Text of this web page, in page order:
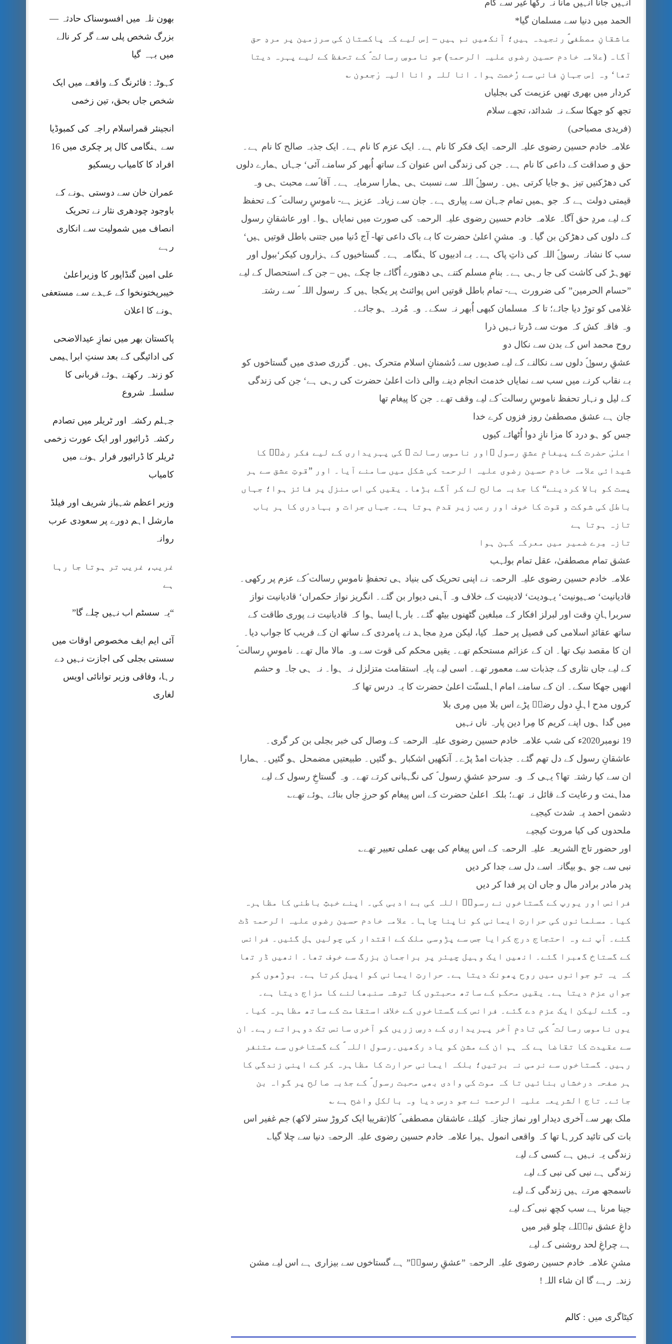
بھون نلہ میں افسوسناک حادثہ —
بزرگ شخص پلی سے گر کر نالے
میں بہہ گیا
کہوٹہ: فائرنگ کے واقعے میں ایک
شخص جاں بحق، تین زخمی
انجینئر قمراسلام راجہ کی کمبوڈیا
سے ہنگامی کال پر چکری میں 16
افراد کا کامیاب ریسکیو
عمران خان سے دوستی ہونے کے
باوجود چودھری نثار نے تحریک
انصاف میں شمولیت سے انکاری
رہے
علی امین گنڈاپور کا وزیراعلیٰ
خیبرپختونخوا کے عہدے سے مستعفی
ہونے کا اعلان
پاکستان بھر میں نمازِ عیدالاضحی
کی ادائیگی کے بعد سنتِ ابراہیمی
کو زندہ رکھتے ہوئے قربانی کا
سلسلہ شروع
جہلم رکشہ اور ٹریلر میں تصادم
رکشہ ڈرائیور اور ایک عورت زخمی
ٹریلر کا ڈرائیور فرار ہونے میں
کامیاب
وزیر اعظم شہباز شریف اور فیلڈ
مارشل اہم دورے پر سعودی عرب
روانہ
غریب، غریب تر ہوتا جا رہا
ہے
“یہ سسٹم اب نہیں چلے گا”
آئی ایم ایف مخصوص اوقات میں
سستی بجلی کی اجازت نہیں دے
رہا، وفاقی وزیر توانائی اویس
لغاری
انہیں جانا انہیں مانا نہ رکھا غیر سے کام
الحمد میں دنیا سے مسلمان گیا*
عاشقانِ مصطفیؐ رنجیدہ ہیں؛ آنکھیں نم ہیں – اِس لیے کہ پاکستان کی سرزمین پر مردِ حق
آگاہ (علامہ خادم حسین رضوی علیہ الرحمۃ) جو ناموسِ رسالت ؐ کے تحفظ کے لیے پہرہ دیتا
تھا‘ وہ اِس جہانِ فانی سے رُخصت ہوا۔ انا للہ و انا الیہ رٰجعون ؎
کردار میں بھری تھیں عزیمت کی بجلیاں
تجھ کو جھکا سکے نہ شدائد، تجھے سلام
(فریدی مصباحی)
علامہ خادم حسین رضوی علیہ الرحمۃ ایک فکر کا نام ہے۔ ایک عزم کا نام ہے۔ ایک جذبہ صالح کا نام ہے۔
حق و صداقت کے داعی کا نام ہے۔ جن کی زندگی اس عنوان کے ساتھ اُبھر کر سامنے آئی‘ جہاں ہمارے دلوں
کی دھڑکنیں تیز ہو جایا کرتی ہیں۔ رسولؐ اللہ سے نسبت ہی ہمارا سرمایہ ہے۔ آقا ؐسے محبت ہی وہ
قیمتی دولت ہے کہ جو ہمیں تمام جہان سے پیاری ہے۔ جان سے زیادہ عزیز ہے- ناموسِ رسالت ؐ کے تحفظ
کے لیے مردِ حق آگاہ علامہ خادم حسین رضوی علیہ الرحمۃ کی صورت میں نمایاں ہوا۔ اور عاشقانِ رسول
کے دلوں کی دھڑکن بن گیا۔ وہ مشنِ اعلیٰ حضرت کا بے باک داعی تھا- آج دُنیا میں جتنی باطل قوتیں ہیں‘
سب کا نشانہ رسولؐ اللہ کی ذاتِ پاک ہے۔ بے ادبیوں کا ہنگامہ ہے۔ گستاخیوں کے ہزاروں کیکر‘ببول اور
تھوہڑ کی کاشت کی جا رہی ہے۔ بنامِ مسلم کتنے ہی دھتورے اُگائے جا چکے ہیں – جن کے استحصال کے لیے
”حسام الحرمین” کی ضرورت ہے- تمام باطل قوتیں اس پوائنٹ پر یکجا ہیں کہ رسول اللہ ؐ سے رشتہ
غلامی کو توڑ دیا جائے؛ تا کہ مسلمان کبھی اُبھر نہ سکے۔ وہ مُردہ ہو جائے۔
وہ فاقہ کش کہ موت سے ڈرتا نہیں ذرا
روح محمد اس کے بدن سے نکال دو
عشقِ رسولؐ دلوں سے نکالنے کے لیے صدیوں سے دُشمنانِ اسلام متحرک ہیں۔ گزری صدی میں گستاخوں کو
بے نقاب کرنے میں سب سے نمایاں خدمت انجام دینے والی ذات اعلیٰ حضرت کی رہی ہے‘ جن کی زندگی
کے لیل و نہار تحفظ ناموسِ رسالت ؐکے لیے وقف تھے۔ جن کا پیغام تھا
جان ہے عشق مصطفیٰ روز فزوں کرے خدا
جس کو ہو درد کا مزا نازِ دوا اُٹھائے کیوں
اعلیٰ حضرت کے پیغامِ عشقِ رسول ؐاور ناموسِ رسالت ؐ کی پہریداری کے لیے فکر رضاؔ کا
شیدائی علامہ خادم حسین رضوی علیہ الرحمۃ کی شکل میں سامنے آیا۔ اور ”قوتِ عشق سے ہر
پست کو بالا کردینے“ کا جذبہ صالح لے کر آگے بڑھا۔ یقیں کی اس منزل پر فائز ہوا؛ جہاں
باطل کی شوکت و قوت کا خوف اور رعب زیر قدم ہوتا ہے۔ جہاں جرات و بہادری کا ہر باب
تازہ ہوتا ہے
تازہ مِرے ضمیر میں معرکہ کہن ہوا
عشق تمام مصطفیٰ، عقل تمام بولہب
علامہ خادم حسین رضوی علیہ الرحمۃ نے اپنی تحریک کی بنیاد ہی تحفظِ ناموسِ رسالت ؐکے عزم پر رکھی۔
قادیانیت‘ صہیونیت‘ یہودیت‘ لادینیت کے خلاف وہ آہنی دیوار بن گئے۔ انگریز نواز حکمراں‘ قادیانیت نواز
سربراہانِ وقت اور لبرلز افکار کے مبلغین گٹھنوں بیٹھ گئے۔ بارہا ایسا ہوا کہ قادیانیت نے پوری طاقت کے
ساتھ عقائدِ اسلامی کی فصیل پر حملہ کیا، لیکن مردِ مجاہد نے پامردی کے ساتھ ان کے فریب کا جواب دیا۔
ان کا مقصد نیک تھا۔ ان کے عزائم مستحکم تھے۔ یقیں محکم کی قوت سے وہ مالا مال تھے۔ ناموسِ رسالت ؐ
کے لیے جاں نثاری کے جذبات سے معمور تھے۔ اسی لیے پایہ استقامت متزلزل نہ ہوا۔ نہ ہی جاہ و حشم
انھیں جھکا سکے۔ ان کے سامنے امام اہلسنّت اعلیٰ حضرت کا یہ درس تھا کہ
کروں مدح اہلِ دول رضاؔ پڑے اس بلا میں مِری بلا
میں گدا ہوں اپنے کریم کا مِرا دین پارہ ناں نہیں
19 نومبر2020ء کی شب علامہ خادم حسین رضوی علیہ الرحمۃ کے وصال کی خبر بجلی بن کر گری۔
عاشقانِ رسول کے دل تھم گئے۔ جذبات امڈ پڑے۔ آنکھیں اشکبار ہو گئیں۔ طبیعتیں مضمحل ہو گئیں۔ ہمارا
ان سے کیا رشتہ تھا؟ یہی کہ وہ سرحدِ عشقِ رسول ؐ کی نگہبانی کرتے تھے۔ وہ گستاخِ رسول کے لیے
مداہنت و رعایت کے قائل نہ تھے؛ بلکہ اعلیٰ حضرت کے اس پیغام کو حرزِ جاں بنائے ہوئے تھے؎
دشمن احمد پہ شدت کیجیے
ملحدوں کی کیا مروت کیجیے
اور حضور تاج الشریعہ علیہ الرحمۃ کے اس پیغام کی بھی عملی تعبیر تھے؎
نبی سے جو ہو بیگانہ اسے دل سے جدا کر دیں
پدر مادر برادر مال و جاں ان پر فدا کر دیں
فرانس اور یورپ کے گستاخوں نے رسولؐ اللہ کی بے ادبی کی۔ اپنے خبثِ باطنی کا مظاہرہ
کیا۔ مسلمانوں کی حرارتِ ایمانی کو ناپنا چاہا۔ علامہ خادم حسین رضوی علیہ الرحمۃ ڈٹ
گئے۔ آپ نے وہ احتجاج درج کرایا جس سے پڑوسی ملک کے اقتدار کی چولیں ہل گئیں۔ فرانس
کے گستاخ گھبرا گئے۔ انھیں ایک وہیل چیئر پر براجمان بزرگ سے خوف تھا۔ انھیں ڈر تھا
کہ یہ تو جوانوں میں روح پھونک دیتا ہے۔ حرارتِ ایمانی کو اپیل کرتا ہے۔ بوڑھوں کو
جواں عزم دیتا ہے۔ یقیں محکم کے ساتھ محبتوں کا توشہ سنبھالنے کا مزاج دیتا ہے۔
وہ گئے لیکن ایک عزم دے گئے۔ فرانس کے گستاخوں کے خلاف استقامت کے ساتھ مظاہرہ کیا۔
یوں ناموسِ رسالت ؐ کی تادمِ آخر پہریداری کے درسِ زریں کو آخری سانس تک دوہراتے رہے۔ ان
سے عقیدت کا تقاضا ہے کہ ہم ان کے مشن کو یاد رکھیں۔رسول اللہ ؐ کے گستاخوں سے متنفر
رہیں۔ گستاخوں سے نرمی نہ برتیں؛ بلکہ ایمانی حرارت کا مظاہرہ کر کے اپنی زندگی کا
ہر صفحہ درخشاں بنائیں تا کہ موت کی وادی بھی محبت رسول ؐ کے جذبہ صالح پر گواہ بن
جائے۔ تاج الشریعہ علیہ الرحمۃ نے جو درس دیا وہ بالکل واضح ہے ؎
ملک بھر سے آخری دیدار اور نماز جنازہ کیلئے عاشقان مصطفی ؐ کا(تقریبا ایک کروڑ ستر لاکھ) جم غفیر اس
بات کی تائید کررہا تھا کہ واقعی انمول ہیرا علامہ خادم حسین رضوی علیہ الرحمۃ دنیا سے چلا گیا؎
زندگی یہ نہیں ہے کسی کے لیے
زندگی ہے نبی کی نبی کے لیے
ناسمجھ مرتے ہیں زندگی کے لیے
جینا مرنا ہے سب کچھ نبی ؐکے لیے
داغِ عشق نبیؐلے چلو قبر میں
ہے چراغِ لحد روشنی کے لیے
مشنِ علامہ خادم حسین رضوی علیہ الرحمۃ ”عشقِ رسولؐ” ہے گستاخوں سے بیزاری ہے اس لیے مشن
زندہ رہے گا ان شاء اللہ!
کیٹاگری میں : کالم